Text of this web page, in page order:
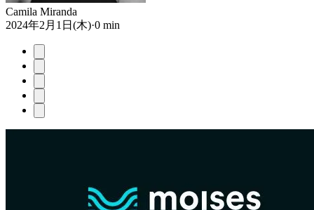
Camila Miranda
2024年2月1日(木)·0 min